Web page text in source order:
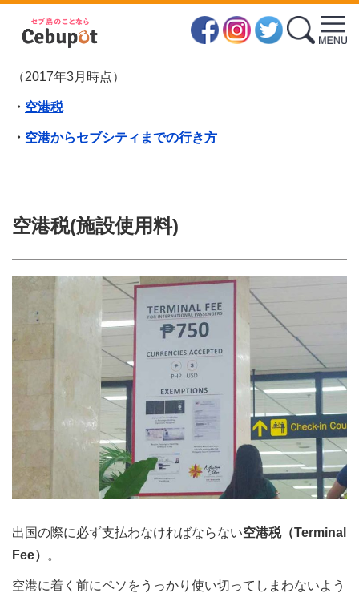
空港税・空港からセブ市内への移動手段
（2017年3月時点）
・ 空港税
・ 空港からセブシティまでの行き方
空港税(施設使用料)
出国の際に必ず支払わなければならない空港税（Terminal
Fee）
。
空港に着く前にペソをうっかり使い切ってしまわないよう